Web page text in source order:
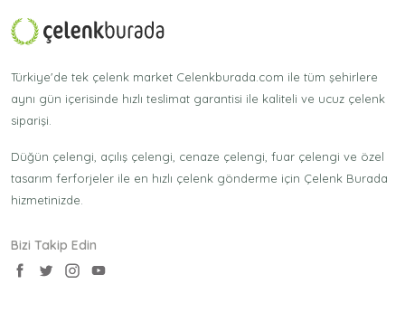
Türkiye'de tek çelenk market Celenkburada.com ile tüm şehirlere
aynı gün içerisinde hızlı teslimat garantisi ile kaliteli ve ucuz çelenk
siparişi.
Düğün çelengi, açılış çelengi, cenaze çelengi, fuar çelengi ve özel
tasarım ferforjeler ile en hızlı çelenk gönderme için Çelenk Burada
hizmetinizde.
Bizi Takip Edin